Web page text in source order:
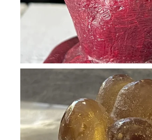
BLÄDDRA I GALLERI